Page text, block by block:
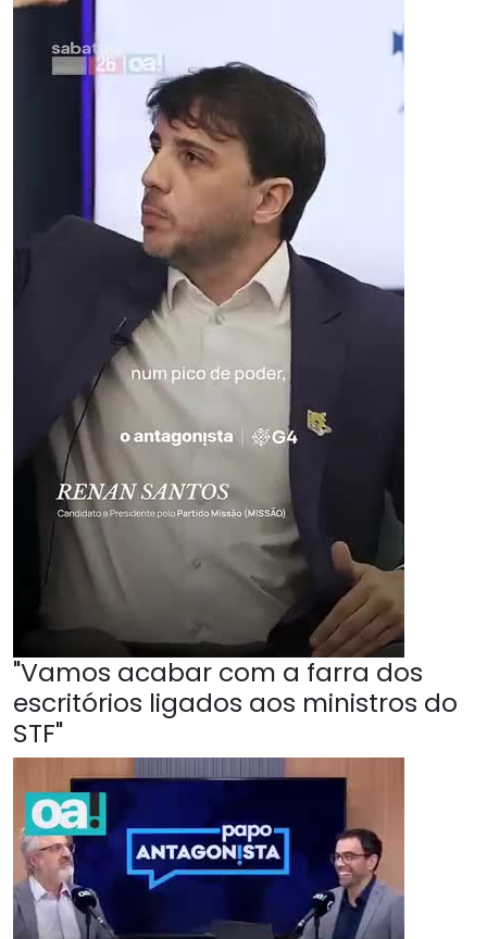
"Vamos acabar com a farra dos
escritórios ligados aos ministros do
STF"